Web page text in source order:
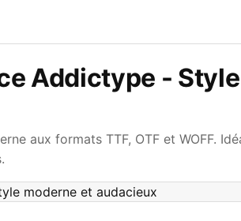
Addictype -
aux formats TTF, OTF et WOFF.